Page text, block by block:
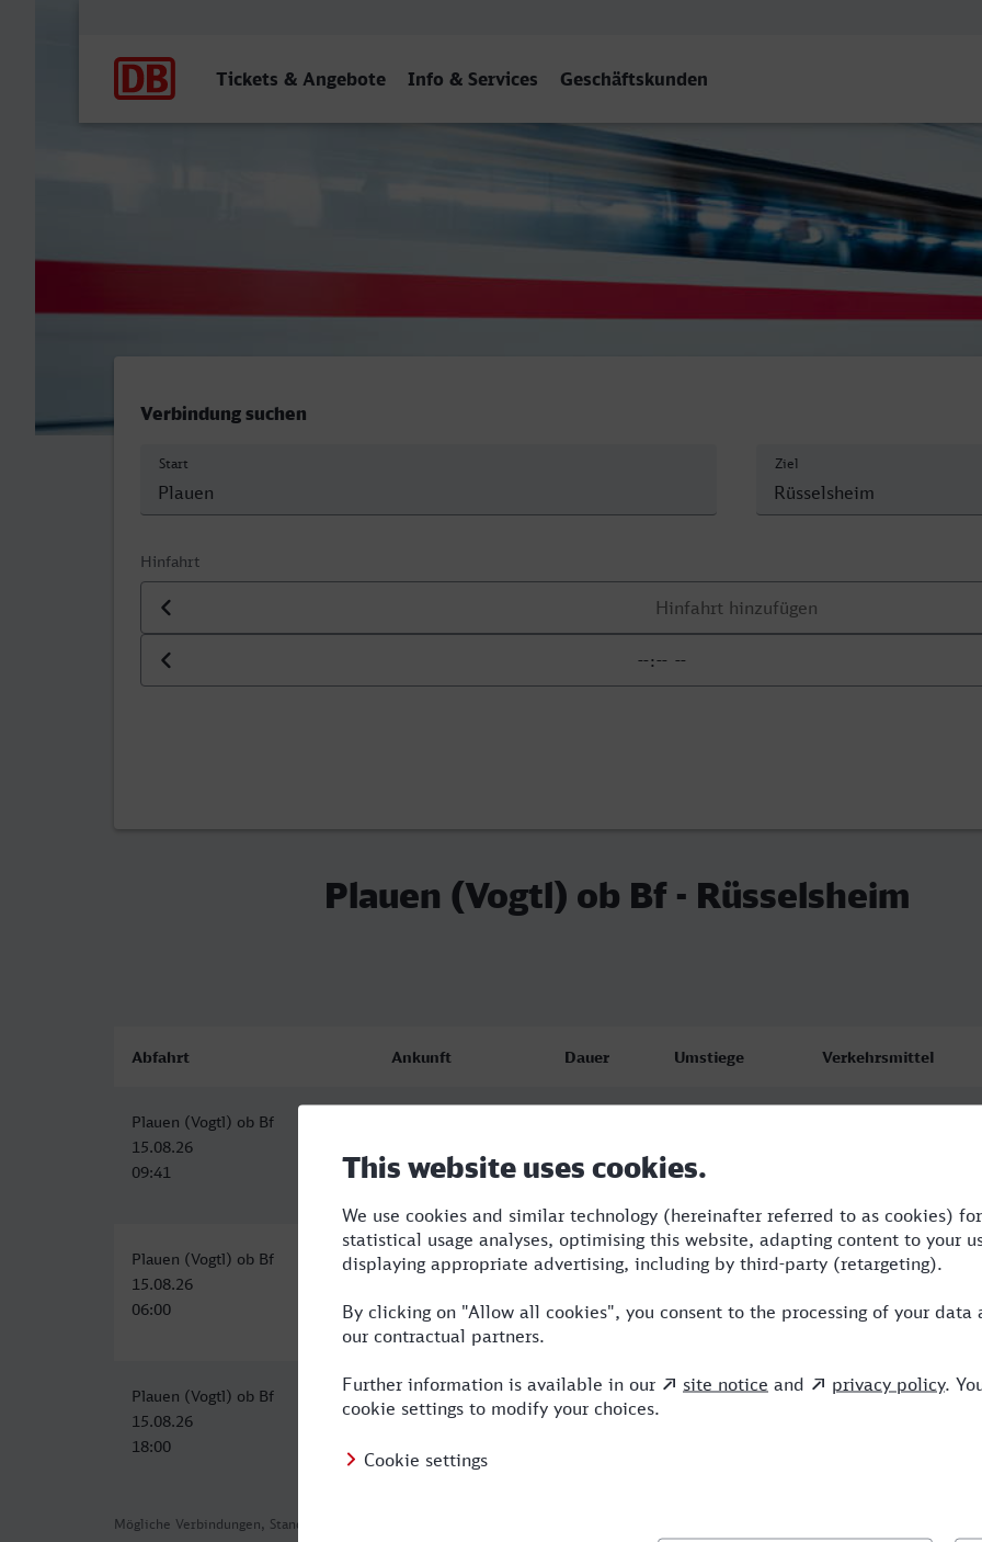
Tickets & Angebote Info & Services Geschäftskunden
Plauen (Vogtl) ob Bf - Rüsselsheim
Verbindung suchen
Start Ziel
Hinfahrt
Datum der Hinfahrt
Uhrzeit der Hinfahrt
Plauen (Vogtl) ob Bf - Rüsselsheim
Mögliche Verbindungen, Stand: 2026-08-01 02:26
Abfahrt Ankunft Dauer Umstiege Verkehrsmittel
Plauen (Vogtl) ob Bf
15.08.26
09:41
15:12
Plauen (Vogtl) ob Bf
15.08.26
06:00
Rüsselsheim
12:34
6:34 3 VLX,ICE,MRB
Plauen (Vogtl) ob Bf
15.08.26
18:00
Rüsselsheim
16.08.26
6:18 VLX,ICE,MRB